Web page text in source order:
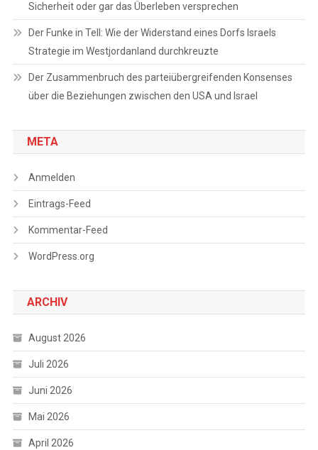
Sicherheit oder gar das Überleben versprechen
Der Funke in Tell: Wie der Widerstand eines Dorfs Israels
Strategie im Westjordanland durchkreuzte
Der Zusammenbruch des parteiübergreifenden Konsenses
über die Beziehungen zwischen den USA und Israel
META
Anmelden
Eintrags-Feed
Kommentar-Feed
WordPress.org
ARCHIV
August 2026
Juli 2026
Juni 2026
Mai 2026
April 2026